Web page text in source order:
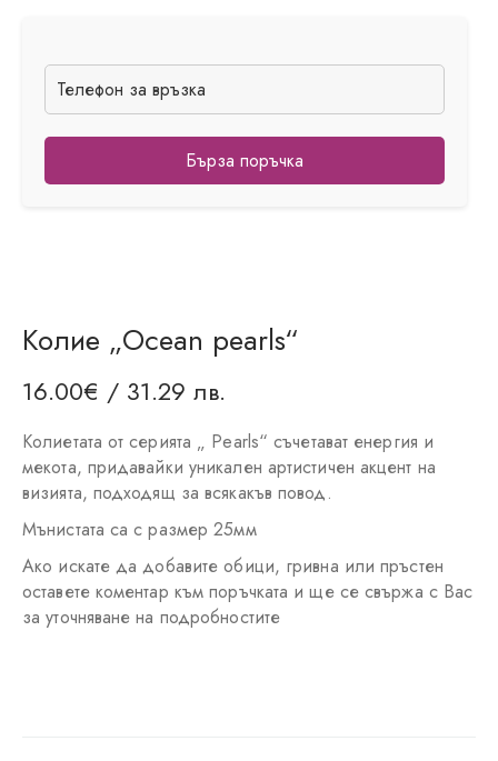
Колие „Ocean pearls“
16.00€ / 31.29 лв.
Колиетата от серията „ Pearls“ съчетават енергия и
мекота, придавайки уникален артистичен акцент на
визията, подходящ за всякакъв повод.
Мънистата са с размер 25мм
Ако искате да добавите обици, гривна или пръстен
оставете коментар към поръчката и ще се свържа с Вас
за уточняване на подробностите
Бърза поръчка